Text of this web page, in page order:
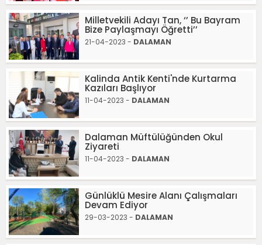
Milletvekili Adayı Tan, ‘’ Bu Bayram
Bize Paylaşmayı Öğretti’’
21-04-2023 - DALAMAN
Kalinda Antik Kenti'nde Kurtarma
Kazıları Başlıyor
11-04-2023 - DALAMAN
Dalaman Müftülüğünden Okul
Ziyareti
11-04-2023 - DALAMAN
Günlüklü Mesire Alanı Çalışmaları
Devam Ediyor
29-03-2023 - DALAMAN